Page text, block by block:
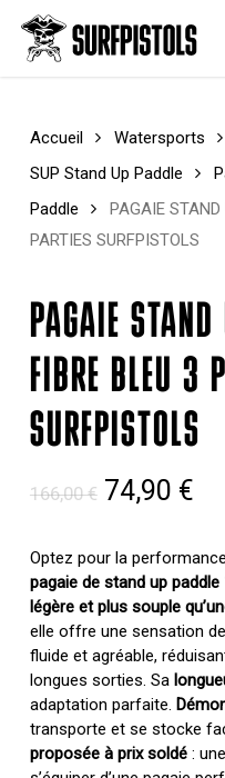
main
Cart
Accueil Watersports
SUP Stand Up Paddle
Paddle
PAGAIE STAND
PARTIES SURFPISTOLS
PAGAIE
FIBRE BLEU 3
SURFPISTOLS
166,00€ Le
initial
était :
166,00 €.
74,90 €Le
Optez pour la
pagaie de stand up paddle
légère et plus souple
elle offre une sensation
fluide et agréable,
longues sorties. Sa
adaptation parfaite.
transporte et se stocke
proposée à prix soldé: